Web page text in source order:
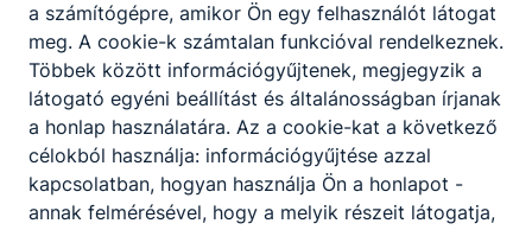
a számítógépre, amikor Ön egy felhasználót látogat
meg. A cookie-k számtalan funkcióval rendelkeznek.
Többek között információgyűjtenek, megjegyzik a
látogató egyéni beállítást és általánosságban írjanak
a honlap használatára. Az a cookie-kat a következő
célokból használja: információgyűjtése azzal
kapcsolatban, hogyan használja Ön a honlapot -
annak felmérésével, hogy a melyik részeit látogatja,